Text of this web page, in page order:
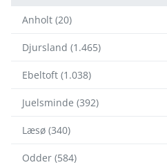
Anholt (20)
Djursland (1.465)
Ebeltoft (1.038)
Juelsminde (392)
Læsø (340)
Odder (584)